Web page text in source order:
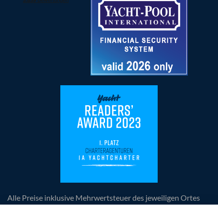
Alle Preise inklusive Mehrwertsteuer des jeweiligen Ortes